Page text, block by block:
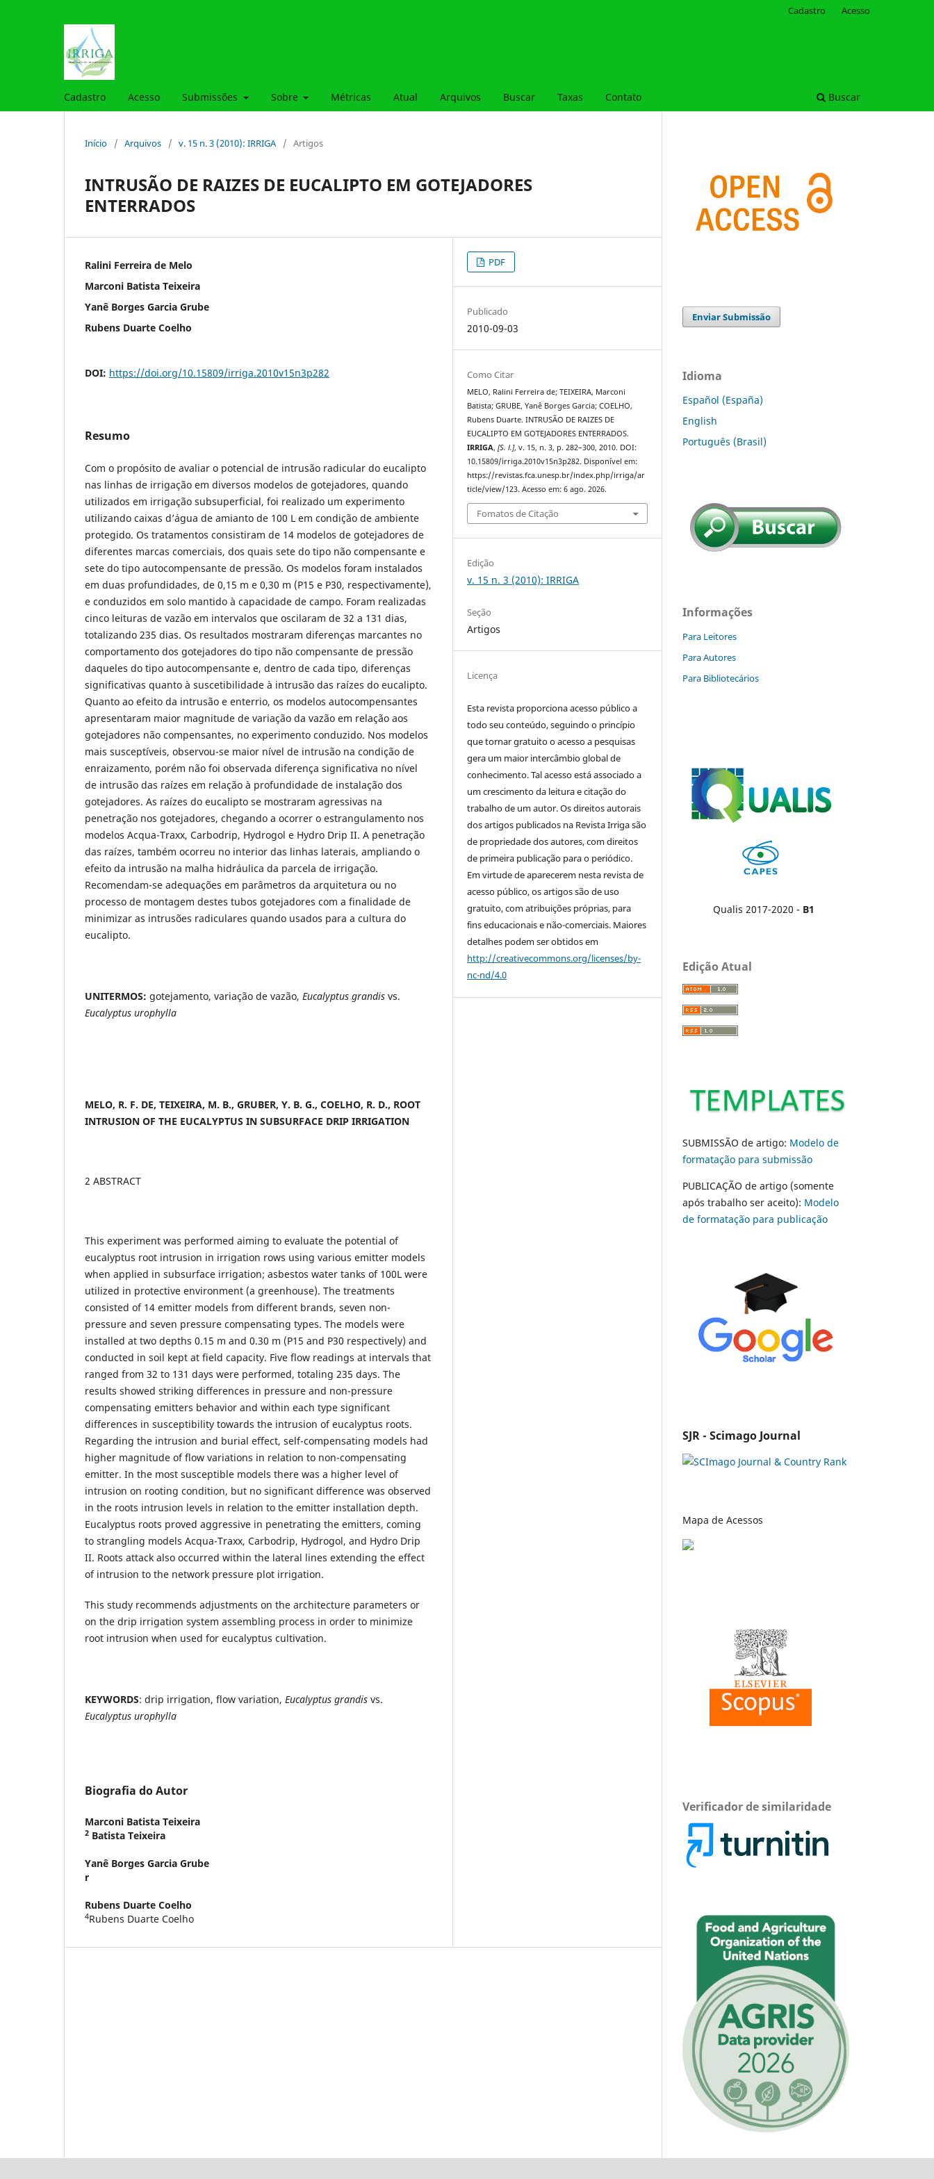
Cadastro Acesso Submissões Sobre Métricas Atual Arquivos Buscar Taxas Contato Buscar
Cadastro Acesso
Início / Arquivos / v. 15 n. 3 (2010): IRRIGA / Artigos
INTRUSÃO DE RAIZES DE EUCALIPTO EM GOTEJADORES
ENTERRADOS
Ralini Ferreira de Melo
Marconi Batista Teixeira
Yanê Borges Garcia Grube
Rubens Duarte Coelho
DOI: https://doi.org/10.15809/irriga.2010v15n3p282
Resumo
Com o propósito de avaliar o potencial de intrusão radicular do eucalipto
nas linhas de irrigação em diversos modelos de gotejadores, quando
utilizados em irrigação subsuperficial, foi realizado um experimento
utilizando caixas d’água de amianto de 100 L em condição de ambiente
protegido. Os tratamentos consistiram de 14 modelos de gotejadores de
diferentes marcas comerciais, dos quais sete do tipo não compensante e
sete do tipo autocompensante de pressão. Os modelos foram instalados
em duas profundidades, de 0,15 m e 0,30 m (P15 e P30, respectivamente),
e conduzidos em solo mantido à capacidade de campo. Foram realizadas
cinco leituras de vazão em intervalos que oscilaram de 32 a 131 dias,
totalizando 235 dias. Os resultados mostraram diferenças marcantes no
comportamento dos gotejadores do tipo não compensante de pressão
daqueles do tipo autocompensante e, dentro de cada tipo, diferenças
significativas quanto à suscetibilidade à intrusão das raízes do eucalipto.
Quanto ao efeito da intrusão e enterrio, os modelos autocompensantes
apresentaram maior magnitude de variação da vazão em relação aos
gotejadores não compensantes, no experimento conduzido. Nos modelos
mais susceptíveis, observou-se maior nível de intrusão na condição de
enraizamento, porém não foi observada diferença significativa no nível
de intrusão das raízes em relação à profundidade de instalação dos
gotejadores. As raízes do eucalipto se mostraram agressivas na
penetração nos gotejadores, chegando a ocorrer o estrangulamento nos
modelos Acqua-Traxx, Carbodrip, Hydrogol e Hydro Drip II. A penetração
das raízes, também ocorreu no interior das linhas laterais, ampliando o
efeito da intrusão na malha hidráulica da parcela de irrigação.
Recomendam-se adequações em parâmetros da arquitetura ou no
processo de montagem destes tubos gotejadores com a finalidade de
minimizar as intrusões radiculares quando usados para a cultura do
eucalipto.
UNITERMOS: gotejamento, variação de vazão, Eucalyptus grandis vs.
Eucalyptus urophylla
MELO, R. F. DE, TEIXEIRA, M. B., GRUBER, Y. B. G., COELHO, R. D., ROOT
INTRUSION OF THE EUCALYPTUS IN SUBSURFACE DRIP IRRIGATION
2 ABSTRACT
This experiment was performed aiming to evaluate the potential of
eucalyptus root intrusion in irrigation rows using various emitter models
when applied in subsurface irrigation; asbestos water tanks of 100L were
utilized in protective environment (a greenhouse). The treatments
consisted of 14 emitter models from different brands, seven non-
pressure and seven pressure compensating types. The models were
installed at two depths 0.15 m and 0.30 m (P15 and P30 respectively) and
conducted in soil kept at field capacity. Five flow readings at intervals that
ranged from 32 to 131 days were performed, totaling 235 days. The
results showed striking differences in pressure and non-pressure
compensating emitters behavior and within each type significant
differences in susceptibility towards the intrusion of eucalyptus roots.
Regarding the intrusion and burial effect, self-compensating models had
higher magnitude of flow variations in relation to non-compensating
emitter. In the most susceptible models there was a higher level of
intrusion on rooting condition, but no significant difference was observed
in the roots intrusion levels in relation to the emitter installation depth.
Eucalyptus roots proved aggressive in penetrating the emitters, coming
to strangling models Acqua-Traxx, Carbodrip, Hydrogol, and Hydro Drip
II. Roots attack also occurred within the lateral lines extending the effect
of intrusion to the network pressure plot irrigation.
This study recommends adjustments on the architecture parameters or
on the drip irrigation system assembling process in order to minimize
root intrusion when used for eucalyptus cultivation.
KEYWORDS: drip irrigation, flow variation, Eucalyptus grandis vs.
Eucalyptus urophylla
Biografia do Autor
Marconi Batista Teixeira
2 Batista Teixeira
Yanê Borges Garcia Grube
r
Rubens Duarte Coelho
4Rubens Duarte Coelho
PDF
Publicado
2010-09-03
Como Citar
MELO, Ralini Ferreira de; TEIXEIRA, Marconi
Batista; GRUBE, Yanê Borges Garcia; COELHO,
Rubens Duarte. INTRUSÃO DE RAIZES DE
EUCALIPTO EM GOTEJADORES ENTERRADOS.
IRRIGA,[S. l.], v. 15, n. 3, p. 282–300, 2010. DOI:
10.15809/irriga.2010v15n3p282. Disponível em:
https://revistas.fca.unesp.br/index.php/irriga/ar
ticle/view/123. Acesso em: 6 ago. 2026.
Fomatos de Citação
Edição
v. 15 n. 3 (2010): IRRIGA
Seção
Artigos
Licença
Esta revista proporciona acesso público a
todo seu conteúdo, seguindo o princípio
que tornar gratuito o acesso a pesquisas
gera um maior intercâmbio global de
conhecimento. Tal acesso está associado a
um crescimento da leitura e citação do
trabalho de um autor. Os direitos autorais
dos artigos publicados na Revista Irriga são
de propriedade dos autores, com direitos
de primeira publicação para o periódico.
Em virtude de aparecerem nesta revista de
acesso público, os artigos são de uso
gratuito, com atribuições próprias, para
fins educacionais e não-comerciais. Maiores
detalhes podem ser obtidos em
http://creativecommons.org/licenses/by-
nc-nd/4.0
Enviar Submissão
Idioma
Español (España)
English
Português (Brasil)
Informações
Para Leitores
Para Autores
Para Bibliotecários
Qualis 2017-2020 - B1
Edição Atual
SUBMISSÃO de artigo: Modelo de
formatação para submissão
PUBLICAÇÃO de artigo (somente
após trabalho ser aceito): Modelo
de formatação para publicação
SJR - Scimago Journal
Mapa de Acessos
Verificador de similaridade